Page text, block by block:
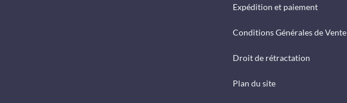
Expédition et paiement
Conditions Générales de Vente
Droit de rétractation
Plan du site